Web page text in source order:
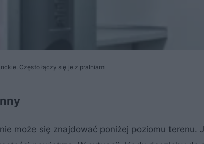
Często łączy się je z pralniami
nie może się znajdować poniżej poziomu terenu.